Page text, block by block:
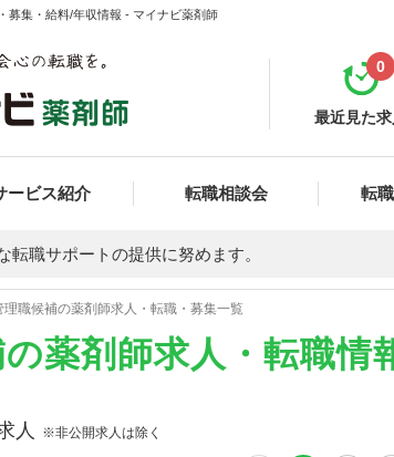
募集・給料/年収情報 - マイナビ薬剤師
最近見た求
0
ービス紹介 転職相談会 転
転職サポートの提供に努めます。
理職候補の薬剤師求人・転職・募集一覧
薬剤師求人・転職情
人 ※非公開求人は除く